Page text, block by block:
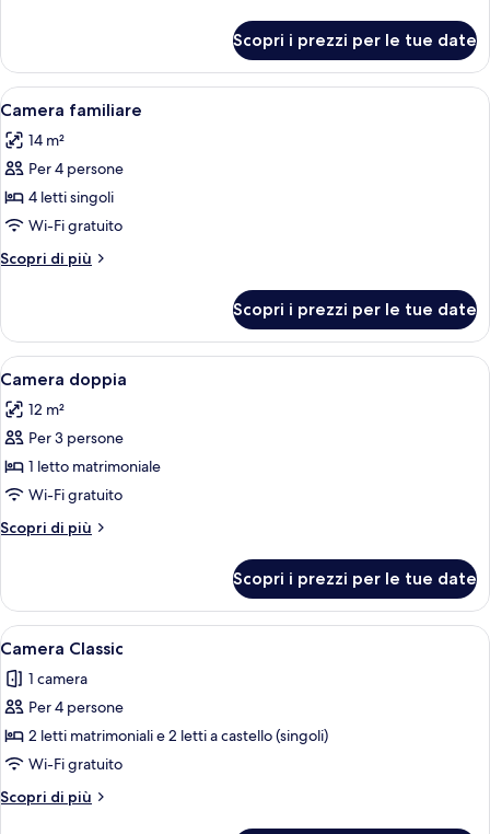
tripla
Scopri i prezzi per le tue date
Apri
tutte
le
foto
per
Camera
familiare
Una camera d'albergo con un letto
12
Camera familiare
14 m²
Per 4 persone
4 letti singoli
Wi-Fi gratuito
Scopri di più
Altri
familiare
Scopri i prezzi per le tue date
Apri
tutte
le
foto
per
Camera
doppia
Una camera d'albergo con un letto,
12
Camera doppia
12 m²
Per 3 persone
1 letto matrimoniale
Wi-Fi gratuito
Scopri di più
Altri
doppia
Scopri i prezzi per le tue date
Apri
tutte
le
foto
per
Camera
Classic
Una camera d'albergo con un letto,
14
Camera Classic
1 camera
Per 4 persone
2 letti matrimoniali e 2 letti a castello (singoli)
Wi-Fi gratuito
Scopri di più
Altri